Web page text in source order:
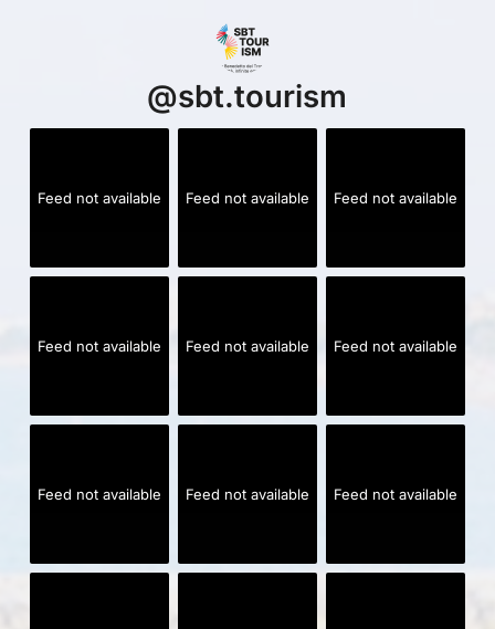
@sbt.tourism
Feed not available Feed not available Feed not available
Feed not available Feed not available Feed not available
Feed not available Feed not available Feed not available